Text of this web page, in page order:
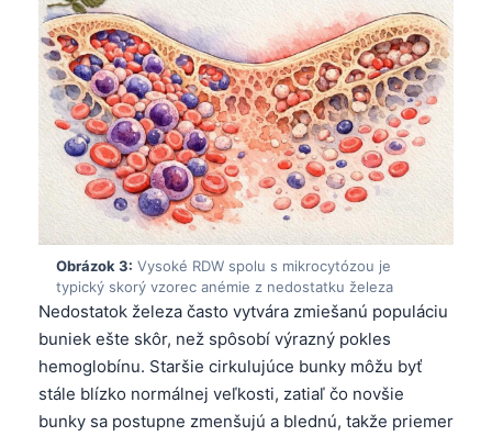
Obrázok 3: Vysoké RDW spolu s mikrocytózou je
typický skorý vzorec anémie z nedostatku železa
Nedostatok železa často vytvára zmiešanú populáciu
buniek ešte skôr, než spôsobí výrazný pokles
hemoglobínu. Staršie cirkulujúce bunky môžu byť
stále blízko normálnej veľkosti, zatiaľ čo novšie
bunky sa postupne zmenšujú a blednú, takže priemer